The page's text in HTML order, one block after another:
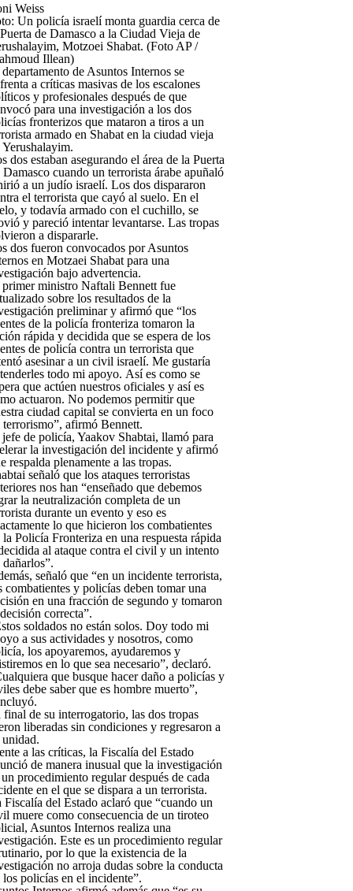
Weiss
Un policía israelí monta guardia cerca de
de Damasco a la Ciudad Vieja de
Motzoei Shabat. (Foto AP /
Illean)
de Asuntos Internos se
a críticas masivas de los escalones
y profesionales después de que
para una investigación a los dos
fronterizos que mataron a tiros a un
armado en Shabat en la ciudad vieja
Yerushalayim.
dos estaban asegurando el área de la Puerta
Damasco cuando un terrorista árabe apuñaló
a un judío israelí. Los dos dispararon
el terrorista que cayó al suelo. En el
y todavía armado con el cuchillo, se
y pareció intentar levantarse. Las tropas
a dispararle.
dos fueron convocados por Asuntos
en Motzaei Shabat para una
bajo advertencia.
ministro Naftali Bennett fue
sobre los resultados de la
preliminar y afirmó que “los
de la policía fronteriza tomaron la
rápida y decidida que se espera de los
de policía contra un terrorista que
asesinar a un civil israelí. Me gustaría
todo mi apoyo. Así es como se
que actúen nuestros oficiales y así es
actuaron. No podemos permitir que
ciudad capital se convierta en un foco
terrorismo”, afirmó Bennett.
de policía, Yaakov Shabtai, llamó para
la investigación del incidente y afirmó
respalda plenamente a las tropas.
señaló que los ataques terroristas
nos han “enseñado que debemos
la neutralización completa de un
durante un evento y eso es
lo que hicieron los combatientes
la Policía Fronteriza en una respuesta rápida
al ataque contra el civil y un intento
dañarlos”.
señaló que “en un incidente terrorista,
combatientes y policías deben tomar una
en una fracción de segundo y tomaron
correcta”.
soldados no están solos. Doy todo mi
a sus actividades y nosotros, como
los apoyaremos, ayudaremos y
en lo que sea necesario”, declaró.
que busque hacer daño a policías y
debe saber que es hombre muerto”,
de su interrogatorio, las dos tropas
liberadas sin condiciones y regresaron a
unidad.
a las críticas, la Fiscalía del Estado
de manera inusual que la investigación
un procedimiento regular después de cada
en el que se dispara a un terrorista.
Fiscalía del Estado aclaró que “cuando un
muere como consecuencia de un tiroteo
Asuntos Internos realiza una
Este es un procedimiento regular
por lo que la existencia de la
no arroja dudas sobre la conducta
los policías en el incidente”.